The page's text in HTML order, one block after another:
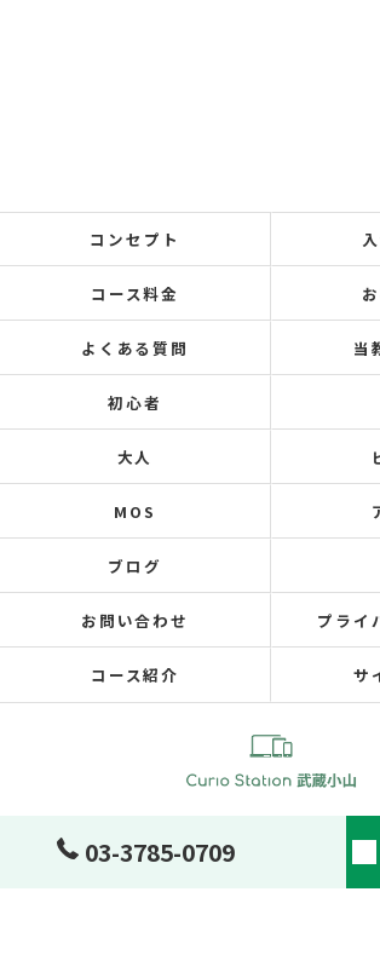
03-3785-0709
コンセプト
コース料金
よくある質問 当
初心者
大人
MOS
ブログ
お問い合わせ プライ
コース紹介 サ
© 2026 東京都武蔵小山のパソコン教室ならキュリオステ
RIGHTS RESERVED.